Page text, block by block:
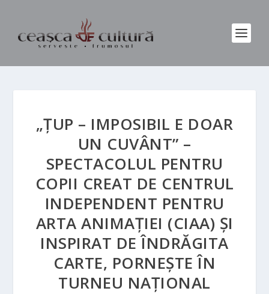
„ȚUP – IMPOSIBIL E DOAR
UN CUVÂNT” –
SPECTACOLUL PENTRU
COPII CREAT DE CENTRUL
INDEPENDENT PENTRU
ARTA ANIMAȚIEI (CIAA) ȘI
INSPIRAT DE ÎNDRĂGITA
CARTE, PORNEȘTE ÎN
TURNEU NAȚIONAL